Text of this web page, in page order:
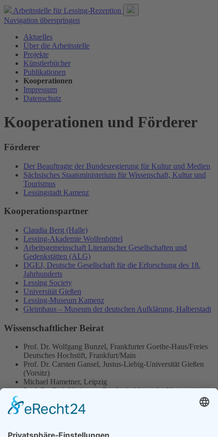
Arbeitsstelle für Lessing-Rezeption
Navigation überspringen
Aktuelles
Über die Arbeitsstelle
Projekte
Künstlerbücher
Publikationen
Kooperationen
Impressum
Datenschutz
Kooperationen und Förderer
Förderer
Der Beauftragte der Bundesregierung für Kultur und Medien
Sächsisches Staatsministerium für Wissenschaft, Kultur und
Tourismus
Lessingstadt Kamenz
Kooperationspartner
Claudia Berg (Halle)
Lessing-Akademie Wolfenbüttel
Arbeitsgemeinschaft Literarischer Gesellschaften und
Gedenkstätten (ALG)
DGEJ, Deutsche Gesellschaft für die Erforschung des 18.
Jahrhunderts
Lessing Society
Universität Gießen
Lessing-Museum Kamenz
Gleimhaus – Museum der deutschen Aufklärung, Halberstadt
Wissenschaftlicher Beirat
Prof. Dr. Wolfgang Bunzel, Frankfurter Goethe-Haus/Freies
Deutsches Hochstift, Frankfurt/Main
Prof. Dr. Carsten Gansel, Justus-Liebig-Universität Gießen
(Vorsitz)
Michael Hametner, Leipzig
Prof. Dr. Dirk Niefanger, Friedrich-Alexander Universität
Erlangen-Nürnberg
Dr. Ute Pott, Gleimhaus – Museum der deutschen